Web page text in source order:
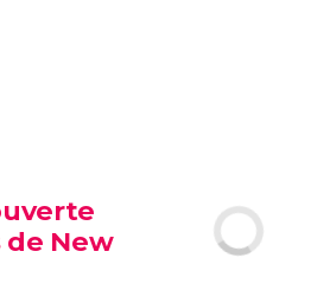
ne pouvez pas passer à côté
ColiséeNew